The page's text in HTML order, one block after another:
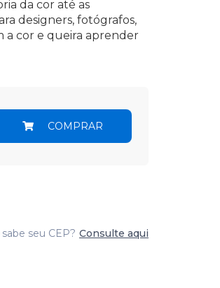
da cor até as
designers, fotógrafos,
a cor e queira aprender
COMPRAR
sabe seu CEP? Consulte aqui